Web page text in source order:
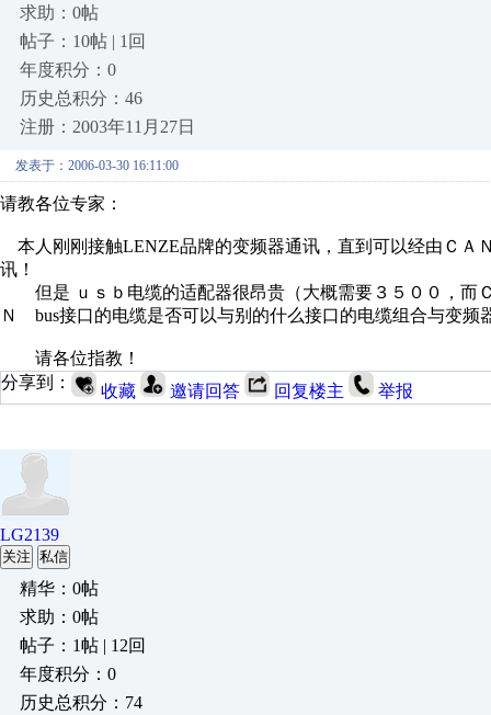
求助：0帖
帖子：10帖 | 1回
年度积分：0
历史总积分：46
注册：2003年11月27日
发表于：2006-03-30 16:11:00
请教各位专家：
本人刚刚接触LENZE品牌的变频器通讯，直到可以经由Ｃ
讯！
但是 ｕｓｂ电缆的适配器很昂贵（大概需要３５００，而
Ｎ bus接口的电缆是否可以与别的什么接口的电缆组合与变频
请各位指教！
分享到：
收藏 邀请回答 回复楼主 举报
LG2139
关注 私信
精华：0帖
求助：0帖
帖子：1帖 | 12回
年度积分：0
历史总积分：74